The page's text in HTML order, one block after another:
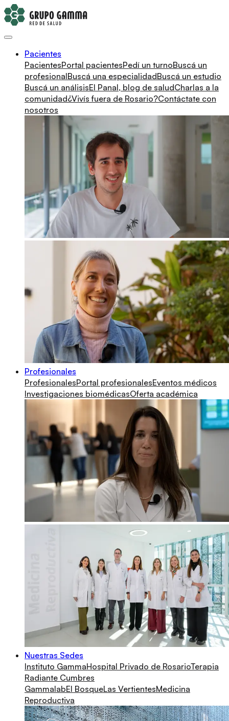
Pacientes
PacientesPortal pacientesPedí un turnoBuscá un
profesionalBuscá una especialidadBuscá un estudio
Buscá un análisisEl Panal, blog de saludCharlas a la
comunidad¿Vivís fuera de Rosario?Contáctate con
nosotros
Profesionales
ProfesionalesPortal profesionalesEventos médicos
Investigaciones biomédicasOferta académica
Nuestras Sedes
Instituto GammaHospital Privado de RosarioTerapia
Radiante Cumbres
GammalabEl BosqueLas VertientesMedicina
Reproductiva